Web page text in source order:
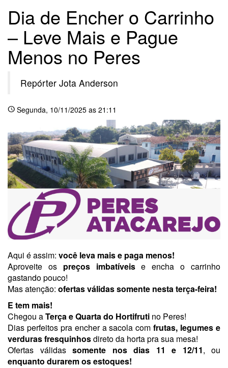
Dia de Encher o Carrinho
– Leve Mais e Pague
Menos no Peres
Repórter Jota Anderson
schedule Segunda, 10/11/2025 as 21:11
Aqui é assim: você leva mais e paga menos!
Aproveite os preços imbatíveise encha o carrinho
gastando pouco!
Mas atenção: ofertas válidas somente nesta terça-feira!
E tem mais!
Chegou aTerça e Quarta do Hortifruti no Peres!
Dias perfeitos pra encher a sacola comfrutas, legumes e
verduras fresquinhosdireto da horta pra sua mesa!
Ofertas válidas somente nos dias 11 e 12/11, ou
enquanto durarem os estoques!